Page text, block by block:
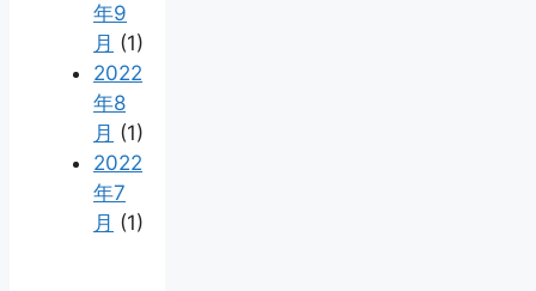
年9
月 (1)
2022
年8
月 (1)
2022
年7
月 (1)